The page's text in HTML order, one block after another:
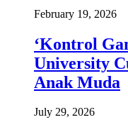
February 19, 2026
‘Kontrol
University
Anak Muda
July 29, 2026